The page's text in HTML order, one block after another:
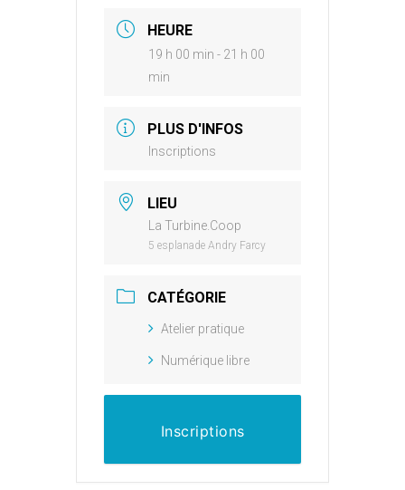
HEURE
19 h 00 min - 21 h 00
min
PLUS D'INFOS
Inscriptions
LIEU
La Turbine.Coop
5 esplanade Andry Farcy
CATÉGORIE
Atelier pratique
Numérique libre
Inscriptions